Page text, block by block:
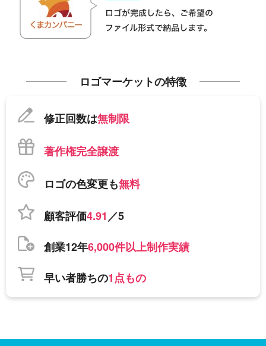
ロゴマーケットの特徴
修正回数は無制限
著作権完全譲渡
ロゴの色変更も無料
顧客評価4.91／5
創業12年6,000件以上制作実績
早い者勝ちの1点もの